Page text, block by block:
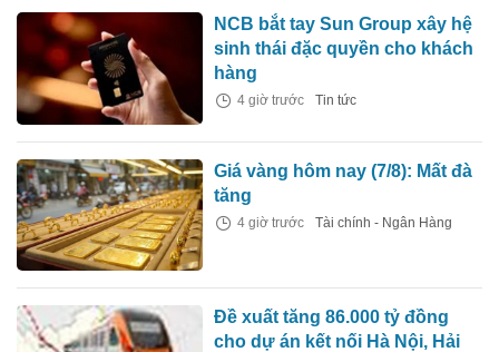
NCB bắt tay Sun Group xây hệ
sinh thái đặc quyền cho khách
hàng
4 giờ trước Tin tức
Giá vàng hôm nay (7/8): Mất đà
tăng
4 giờ trước Tài chính - Ngân Hàng
Đề xuất tăng 86.000 tỷ đồng
cho dự án kết nối Hà Nội, Hải